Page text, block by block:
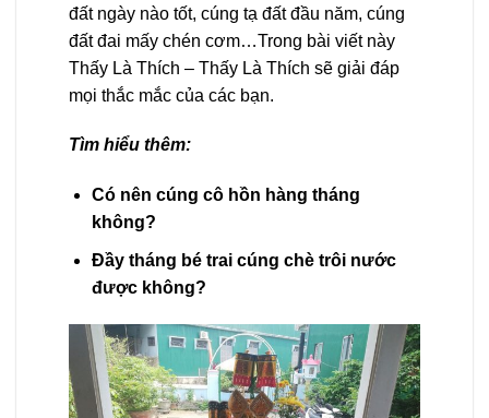
đất ngày nào tốt, cúng tạ đất đầu năm, cúng
đất đai mấy chén cơm…Trong bài viết này
Thấy Là Thích – Thấy Là Thích sẽ giải đáp
mọi thắc mắc của các bạn.
Tìm hiểu thêm:
Có nên cúng cô hồn hàng tháng
không?
Đầy tháng bé trai cúng chè trôi nước
được không?